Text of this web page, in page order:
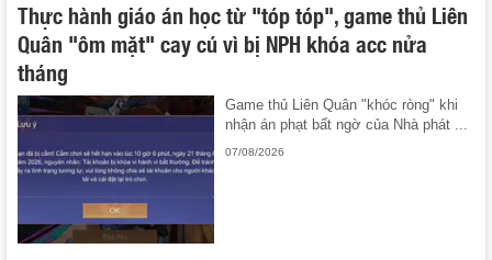
Thực hành giáo án học từ "tóp tóp", game thủ Liên
Quân "ôm mặt" cay cú vì bị NPH khóa acc nửa
tháng
Game thủ Liên Quân "khóc ròng" khi
nhận án phạt bất ngờ của Nhà phát ...
07/08/2026